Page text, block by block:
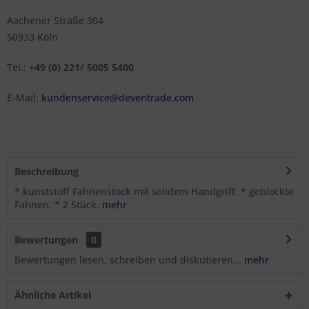
Aachener Straße 304
50933 Köln
Tel.: +49 (0) 221/ 5005 5400
E-Mail: kundenservice@deventrade.com
Beschreibung
* kunststoff Fahnenstock mit solidem Handgriff. * geblockte
Fahnen. * 2 Stück. mehr
Bewertungen
0
Bewertungen lesen, schreiben und diskutieren... mehr
Ähnliche Artikel